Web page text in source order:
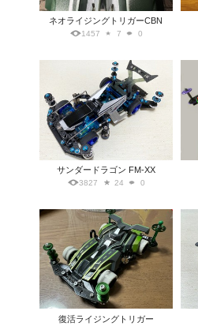
ネオライジングトリガーCBN
1457 7 0
サンダードラゴン FM-XX
3827 24 0
復活ライジングトリガー